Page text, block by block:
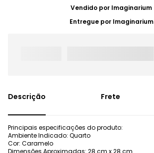
Vendido por Imaginarium
Entregue por Imaginarium
Frete
Principais especificações do produto:
Ambiente Indicado: Quarto
Cor: Caramelo